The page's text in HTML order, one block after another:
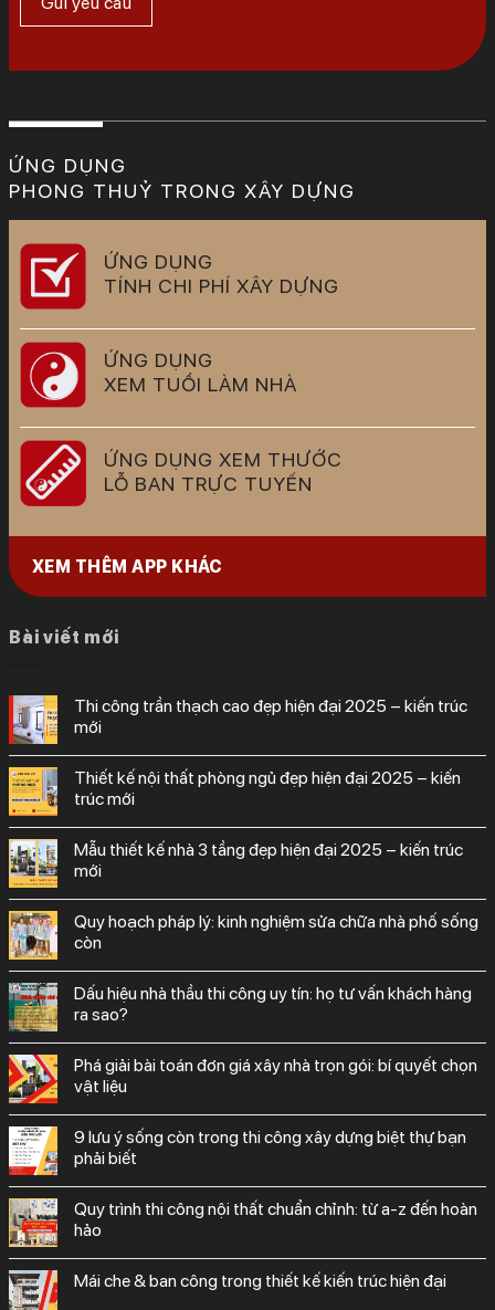
ỨNG DỤNG
PHONG THUỶ TRONG XÂY DỰNG
ỨNG DỤNG
TÍNH CHI PHÍ XÂY DỰNG
ỨNG DỤNG
XEM TUỔI LÀM NHÀ
ỨNG DỤNG XEM THƯỚC
LỖ BAN TRỰC TUYẾN
XEM THÊM APP KHÁC
Bài viết mới
thi công trần thạch cao đẹp hiện đại 2025 – kiến trúc
mới
thiết kế nội thất phòng ngủ đẹp hiện đại 2025 – kiến
trúc mới
mẫu thiết kế nhà 3 tầng đẹp hiện đại 2025 – kiến trúc
mới
quy hoạch pháp lý: kinh nghiệm sửa chữa nhà phố sống
còn
dấu hiệu nhà thầu thi công uy tín: họ tư vấn khách hàng
ra sao?
phá giải bài toán đơn giá xây nhà trọn gói: bí quyết chọn
vật liệu
9 lưu ý sống còn trong thi công xây dựng biệt thự bạn
phải biết
quy trình thi công nội thất chuẩn chỉnh: từ a-z đến hoàn
hảo
mái che & ban công trong thiết kế kiến trúc hiện đại